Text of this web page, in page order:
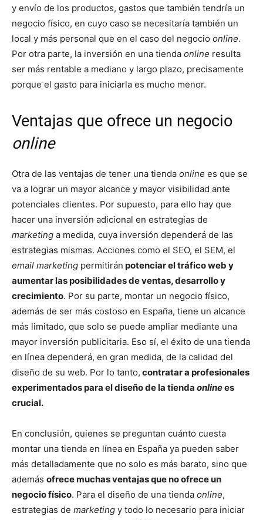
y envío de los productos, gastos que también tendría un
negocio físico, en cuyo caso se necesitaría también un
local y más personal que en el caso del negocio online.
Por otra parte, la inversión en una tienda online resulta
ser más rentable a mediano y largo plazo, precisamente
porque el gasto para iniciarla es mucho menor.
Ventajas que ofrece un negocio
online
Otra de las ventajas de tener una tienda online es que se
va a lograr un mayor alcance y mayor visibilidad ante
potenciales clientes. Por supuesto, para ello hay que
hacer una inversión adicional en estrategias de
marketing a medida, cuya inversión dependerá de las
estrategias mismas. Acciones como el SEO, el SEM, el
email marketing permitirán potenciar el tráfico web y
aumentar las posibilidades de ventas, desarrollo y
crecimiento. Por su parte, montar un negocio físico,
además de ser más costoso en España, tiene un alcance
más limitado, que solo se puede ampliar mediante una
mayor inversión publicitaria. Eso sí, el éxito de una tienda
en línea dependerá, en gran medida, de la calidad del
diseño de su web. Por lo tanto, contratar a profesionales
experimentados para el diseño de la tienda onlinees
crucial.
En conclusión, quienes se preguntan cuánto cuesta
montar una tienda en línea en España ya pueden saber
más detalladamente que no solo es más barato, sino que
además ofrece muchas ventajas que no ofrece un
negocio físico. Para el diseño de una tienda online,
estrategias de marketing y todo lo necesario para iniciar